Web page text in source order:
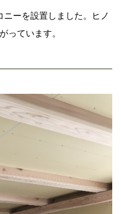
ーを設置しました。ヒノ
っています。